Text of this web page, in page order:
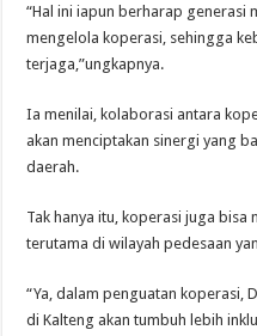
“Hal ini iapun berharap generasi
mengelola koperasi, sehingga
terjaga,”ungkapnya.
Ia menilai, kolaborasi antara
akan menciptakan sinergi yang
daerah.
Tak hanya itu, koperasi juga
terutama di wilayah pedesaan
“Ya, dalam penguatan koperasi,
di Kalteng akan tumbuh lebih